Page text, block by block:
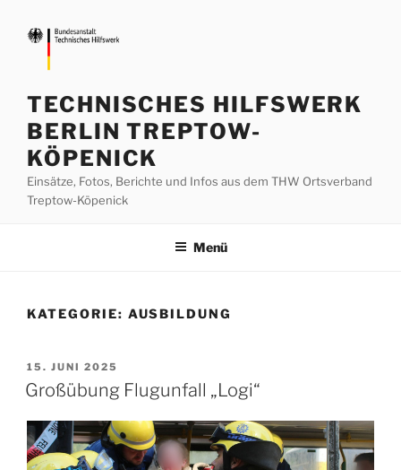
Inhalt
springen
TECHNISCHES HILFSWERK
BERLIN TREPTOW-
KÖPENICK
Einsätze, Fotos, Berichte und Infos aus dem THW Ortsverband
Treptow-Köpenick
Menü
KATEGORIE: AUSBILDUNG
VERÖFFENTLICHT
AM
15. JUNI 2025
Großübung Flugunfall „Logi“